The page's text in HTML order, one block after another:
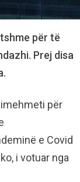
për të
Prej disa
për
e Covid
i votuar nga